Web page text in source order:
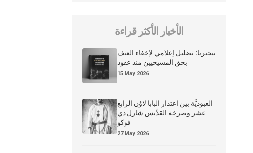
الأخبار الأكثر قراءة
نيجيريا: تضليل إعلامي لإخفاء العنف
بحق المسيحيين منذ عقود
15 May 2026
العبوديَّة بين اعتذار البابا لاوُن الرابع
عشر وصرخة القدِّيس شارل دي
فوكو
27 May 2026